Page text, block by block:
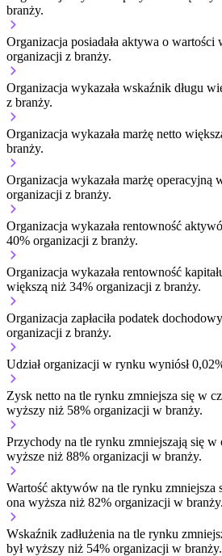
branży.
Organizacja posiadała aktywa o wartości
organizacji z branży.
Organizacja wykazała wskaźnik długu
z branży.
Organizacja wykazała marżę netto
branży.
Organizacja wykazała marżę operacyjną
organizacji z branży.
Organizacja wykazała rentowność
40% organizacji z branży.
Organizacja wykazała rentowność
większą niż 34% organizacji z branży.
Organizacja zapłaciła podatek
organizacji z branży.
Udział organizacji w rynku wyniósł
Zysk netto na tle rynku zmniejsza się w
wyższy niż 58% organizacji w branży.
Przychody na tle rynku zmniejszają się w
wyższe niż 88% organizacji w branży.
Wartość aktywów na tle rynku zmniejsza
ona wyższa niż 82% organizacji w branży.
Wskaźnik zadłużenia na tle rynku
był wyższy niż 54% organizacji w branży.